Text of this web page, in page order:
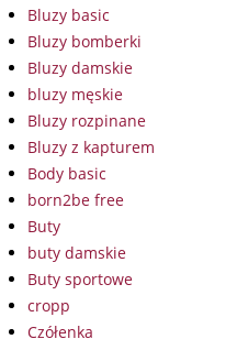
Bluzy basic
Bluzy bomberki
Bluzy damskie
bluzy męskie
Bluzy rozpinane
Bluzy z kapturem
Body basic
born2be free
Buty
buty damskie
Buty sportowe
cropp
Czółenka